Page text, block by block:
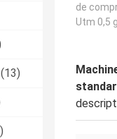
(13)
de
Utm 0,5